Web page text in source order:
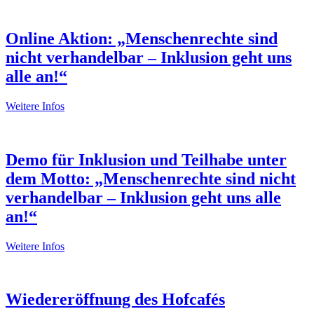
Online Aktion: „Menschenrechte sind
nicht verhandelbar – Inklusion geht uns
alle an!“
Weitere Infos
Demo für Inklusion und Teilhabe unter
dem Motto: „Menschenrechte sind nicht
verhandelbar – Inklusion geht uns alle
an!“
Weitere Infos
Wiedereröffnung des Hofcafés